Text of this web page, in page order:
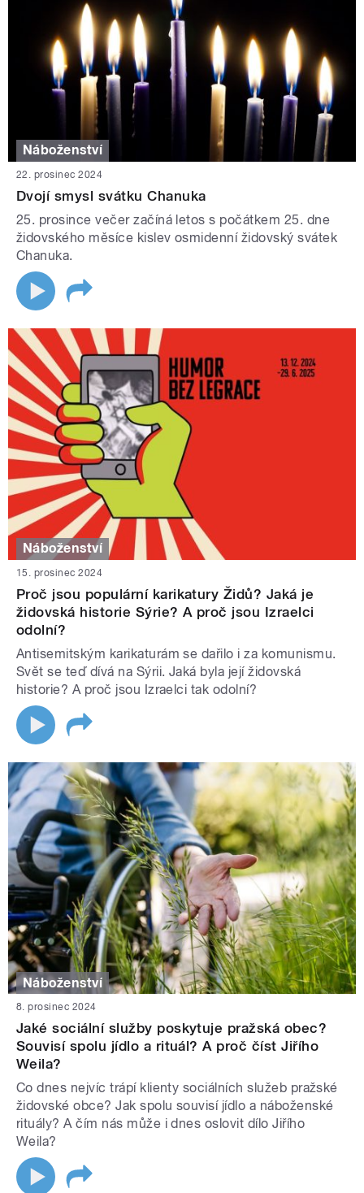
Náboženství
22. prosinec 2024
Dvojí smysl svátku Chanuka
25. prosince večer začíná letos s počátkem 25. dne
židovského měsíce kislev osmidenní židovský svátek
Chanuka.
Náboženství
15. prosinec 2024
Proč jsou populární karikatury Židů? Jaká je
židovská historie Sýrie? A proč jsou Izraelci
odolní?
Antisemitským karikaturám se dařilo i za komunismu.
Svět se teď dívá na Sýrii. Jaká byla její židovská
historie? A proč jsou Izraelci tak odolní?
Náboženství
8. prosinec 2024
Jaké sociální služby poskytuje pražská obec?
Souvisí spolu jídlo a rituál? A proč číst Jiřího
Weila?
Co dnes nejvíc trápí klienty sociálních služeb pražské
židovské obce? Jak spolu souvisí jídlo a náboženské
rituály? A čím nás může i dnes oslovit dílo Jiřího
Weila?